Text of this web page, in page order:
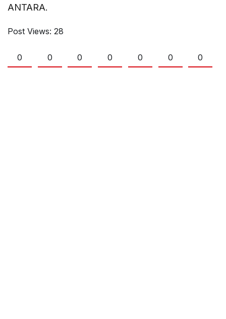
ANTARA.
Post Views: 28
0 0 0 0 0 0 0